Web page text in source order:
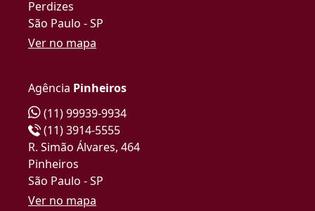
Perdizes
São Paulo - SP
Ver no mapa
Agência Pinheiros
(11) 99939-9934
(11) 3914-5555
R. Simão Álvares, 464
Pinheiros
São Paulo - SP
Ver no mapa